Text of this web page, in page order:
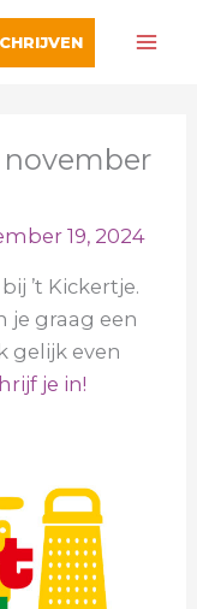
november
19, 2024
’t Kickertje.
je graag een
gelijk even
je in!